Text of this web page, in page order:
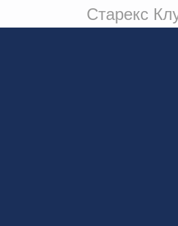
Старекс